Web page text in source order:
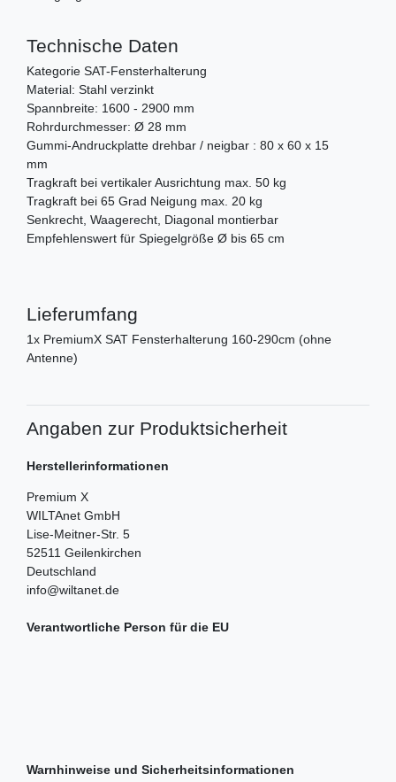
Technische Daten
Kategorie SAT-Fensterhalterung
Material: Stahl verzinkt
Spannbreite: 1600 - 2900 mm
Rohrdurchmesser: Ø 28 mm
Gummi-Andruckplatte drehbar / neigbar : 80 x 60 x 15
mm
Tragkraft bei vertikaler Ausrichtung max. 50 kg
Tragkraft bei 65 Grad Neigung max. 20 kg
Senkrecht, Waagerecht, Diagonal montierbar
Empfehlenswert für Spiegelgröße Ø bis 65 cm
Lieferumfang
1x PremiumX SAT Fensterhalterung 160-290cm (ohne
Antenne)
Angaben zur Produktsicherheit
Herstellerinformationen
Premium X
WILTAnet GmbH
Lise-Meitner-Str. 5
52511 Geilenkirchen
Deutschland
info@wiltanet.de
Verantwortliche Person für die EU
Warnhinweise und Sicherheitsinformationen